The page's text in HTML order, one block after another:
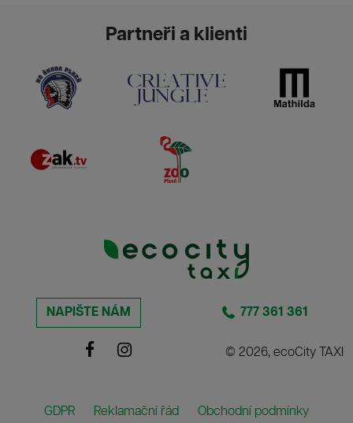
Partneři a klienti
777 361 361
NAPIŠTE NÁM
© 2026, ecoCity TAXI
GDPR Reklamační řád Obchodní podmínky